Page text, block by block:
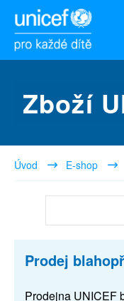
Zboží
Úvod E-shop
Prodej
Prodejna UNICEF